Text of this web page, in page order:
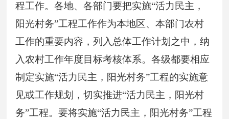
程工作。各地、各部门要把实施“活力民主，
阳光村务”工程工作作为本地区、本部门农村
工作的重要内容，列入总体工作计划之中，纳
入农村工作年度目标考核体系。各级都要相应
制定实施“活力民主，阳光村务”工程的实施意
见或工作规划，切实推进“活力民主，阳光村
务”工程。要将实施“活力民主，阳光村务”工程